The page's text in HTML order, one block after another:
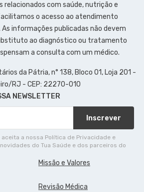
relacionados com saúde, nutrição e
o acesso ao atendimento
informações publicadas não devem
ao diagnóstico ou tratamento
a consulta com um médico.
da Pátria, n° 138, Bloco 01, Loja 201 -
RJ - CEP: 22270-010
NEWSLETTER
Inscrever
a nossa Política de Privacidade e
do Tua Saúde e dos parceiros do
Missão e Valores
Revisão Médica